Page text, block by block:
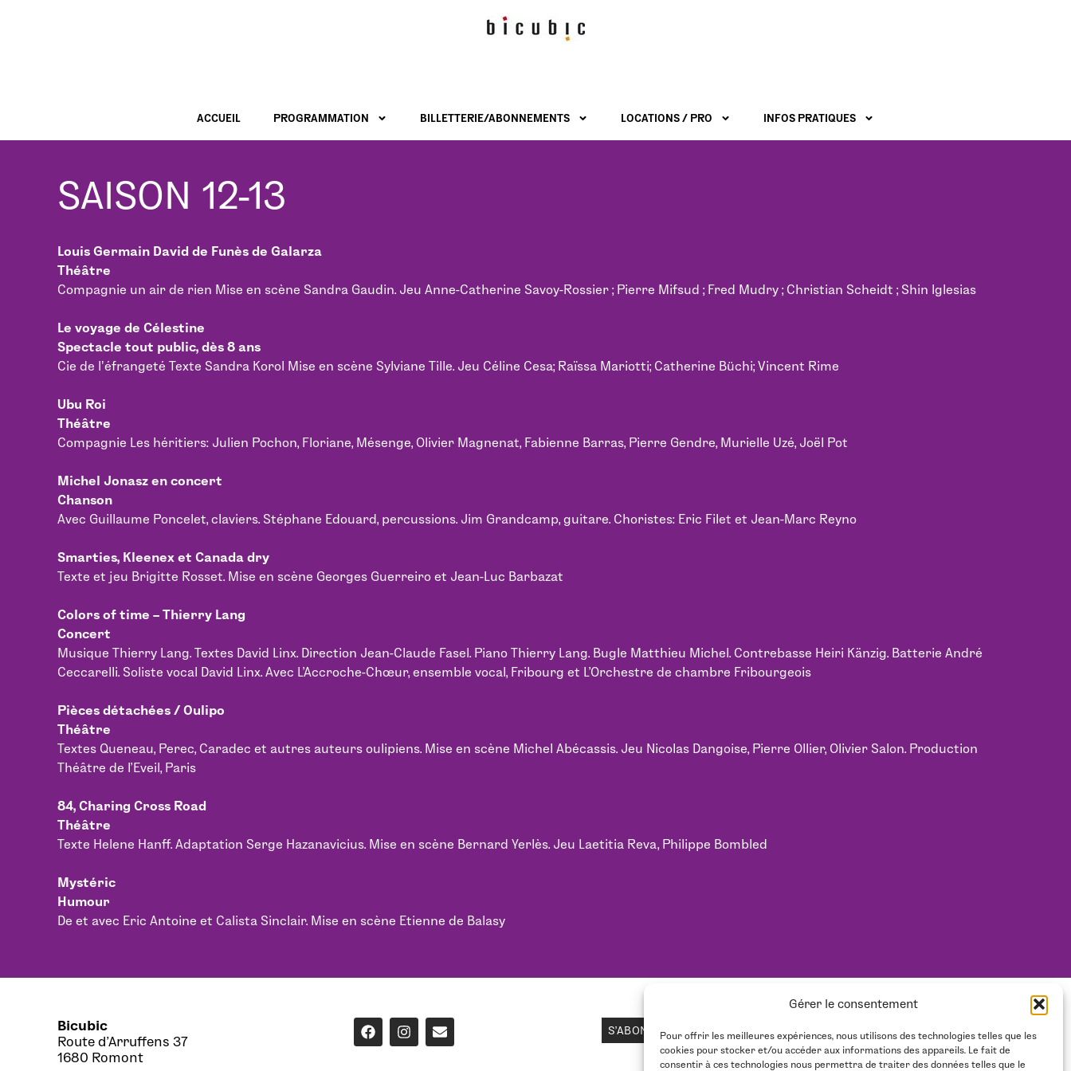
Gérer le consentement
Pour offrir les meilleures expériences, nous utilisons des technologies telles que les
cookies pour stocker et/ou accéder aux informations des appareils. Le fait de
consentir à ces technologies nous permettra de traiter des données telles que le
ACCUEIL PROGRAMMATION BILLETTERIE/ABONNEMENTS LOCATIONS / PRO INFOS PRATIQUES
SAISON 12-13
Louis Germain David de Funès de Galarza
Théâtre
Compagnie un air de rien Mise en scène Sandra Gaudin. Jeu Anne-Catherine Savoy-Rossier ; Pierre Mifsud ; Fred Mudry ; Christian Scheidt ; Shin Iglesias
Le voyage de Célestine
Spectacle tout public, dès 8 ans
Cie de lʼéfrangeté Texte Sandra Korol Mise en scène Sylviane Tille. Jeu Céline Cesa; Raïssa Mariotti; Catherine Büchi; Vincent Rime
Ubu Roi
Théâtre
Compagnie Les héritiers: Julien Pochon, Floriane, Mésenge, Olivier Magnenat, Fabienne Barras, Pierre Gendre, Murielle Uzé, Joël Pot
Michel Jonasz en concert
Chanson
Avec Guillaume Poncelet, claviers. Stéphane Edouard, percussions. Jim Grandcamp, guitare. Choristes: Eric Filet et Jean-Marc Reyno
Smarties, Kleenex et Canada dry
Texte et jeu Brigitte Rosset. Mise en scène Georges Guerreiro et Jean-Luc Barbazat
Colors of time – Thierry Lang
Concert
Musique Thierry Lang. Textes David Linx. Direction Jean-Claude Fasel. Piano Thierry Lang. Bugle Matthieu Michel. Contrebasse Heiri Känzig. Batterie André
Ceccarelli. Soliste vocal David Linx. Avec L’Accroche-Chœur, ensemble vocal, Fribourg et L’Orchestre de chambre Fribourgeois
Pièces détachées / Oulipo
Théâtre
Textes Queneau, Perec, Caradec et autres auteurs oulipiens. Mise en scène Michel Abécassis. Jeu Nicolas Dangoise, Pierre Ollier, Olivier Salon. Production
Théâtre de l’Eveil, Paris
84, Charing Cross Road
Théâtre
Texte Helene Hanff. Adaptation Serge Hazanavicius. Mise en scène Bernard Yerlès. Jeu Laetitia Reva, Philippe Bombled
Mystéric
Humour
De et avec Eric Antoine et Calista Sinclair. Mise en scène Etienne de Balasy
Bicubic
Route d’Arruffens 37
1680 Romont
S'ABONNER À LA NEWSLETTER NOUS SOUTENIR